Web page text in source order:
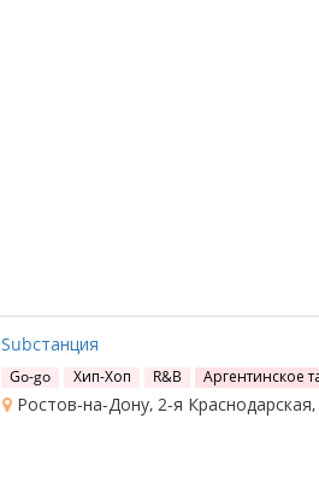
Subстанция
Go-go Хип-Хоп R&B Аргентинское
Ростов-на-Дону, 2-я